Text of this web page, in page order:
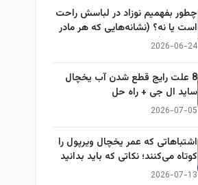
چطور بفهمیم نوزاد در لباسش راحت
است یا نه؟ (نشانه‌هایی که هر مادر
باید بداند)
2026-06-24
8 علت رایج قطع شدن آب یخچال
ساید ال جی + راه حل
2026-07-05
اشتباهاتی که عمر یخچال ویرپول را
کوتاه می‌کنند؛ نکاتی که باید بدانید
2026-07-13